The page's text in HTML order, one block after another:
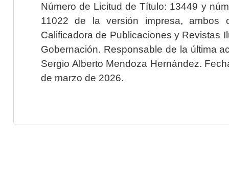
Número de Licitud de Título: 13449 y
11022 de la versión impresa, ambos
Calificadora de Publicaciones y Revistas
Gobernación. Responsable de la última
Sergio Alberto Mendoza Hernández.
de marzo de 2026.